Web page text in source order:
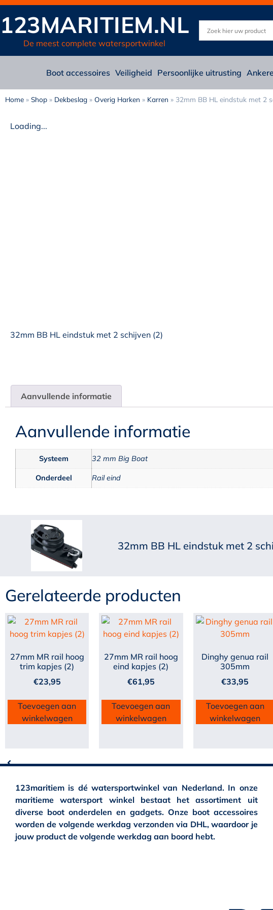
123MARITIEM.NL
De meest complete watersportwinkel
Boot accessoires Veiligheid Persoonlijke uitrusting
Home » Shop » Dekbeslag » Overig Harken » Karren » 32mm BB HL eindstuk met 2
Loading...
32mm BB HL eindstuk met 2 schijven (2)
Aanvullende informatie
Aanvullende informatie
Systeem 32 mm Big Boat
Onderdeel Rail eind
32mm BB HL eindstuk met 2
Gerelateerde producten
27mm MR rail hoog
trim kapjes (2)
€23,95
Toevoegen aan
winkelwagen
27mm MR rail hoog
eind kapjes (2)
€61,95
Toevoegen aan
winkelwagen
Dinghy genua rail
305mm
€33,95
Toevoegen aan
winkelwagen
123maritiem is dé watersportwinkel van Nederland. In onze
maritieme watersport winkel bestaat het assortiment uit
diverse boot onderdelen en gadgets. Onze boot accessoires
worden de volgende werkdag verzonden via DHL, waardoor je
jouw product de volgende werkdag aan boord hebt.